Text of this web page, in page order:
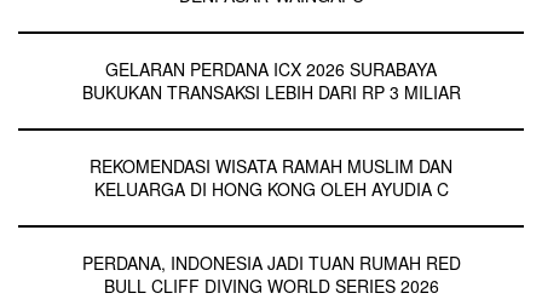
GELARAN PERDANA ICX 2026 SURABAYA
BUKUKAN TRANSAKSI LEBIH DARI RP 3 MILIAR
REKOMENDASI WISATA RAMAH MUSLIM DAN
KELUARGA DI HONG KONG OLEH AYUDIA C
PERDANA, INDONESIA JADI TUAN RUMAH RED
BULL CLIFF DIVING WORLD SERIES 2026